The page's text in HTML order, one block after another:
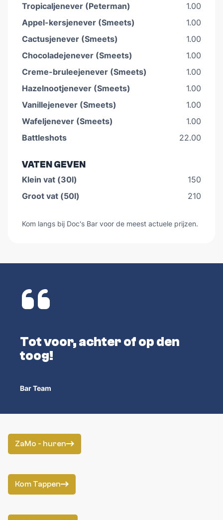
Tropicaljenever (Peterman)
1.00
Appel-kersjenever (Smeets)
1.00
Cactusjenever (Smeets)
1.00
Chocoladejenever (Smeets)
1.00
Creme-bruleejenever (Smeets)
1.00
Hazelnootjenever (Smeets)
1.00
Vanillejenever (Smeets)
1.00
Wafeljenever (Smeets)
1.00
Battleshots
22.00
VATEN GEVEN
Klein vat (30l)
150
Groot vat (50l)
210
Kom langs bij Doc's Bar voor de meest actuele prijzen.
Tot voor, achter of op den
toog!
Bar Team
ZaMo - huren
Kom Tappen